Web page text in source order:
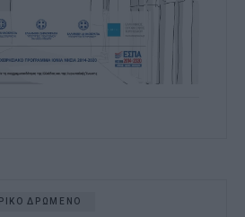
ΔΡΩΜΕΝΟ